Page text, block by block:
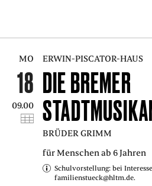
MO
18
09.00
ERWIN-PISCATOR-HAUS
DIE BREMER
BRÜDER GRIMM
für Menschen ab 6 Jahren
Schulvorstellung: bei
familienstueck@hltm.de.